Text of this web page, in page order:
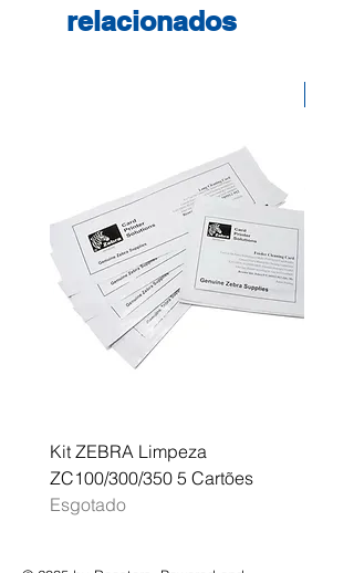
relacionados
Kit ZEBRA Limpeza
ZC100/300/350 5 Cartões
Esgotado